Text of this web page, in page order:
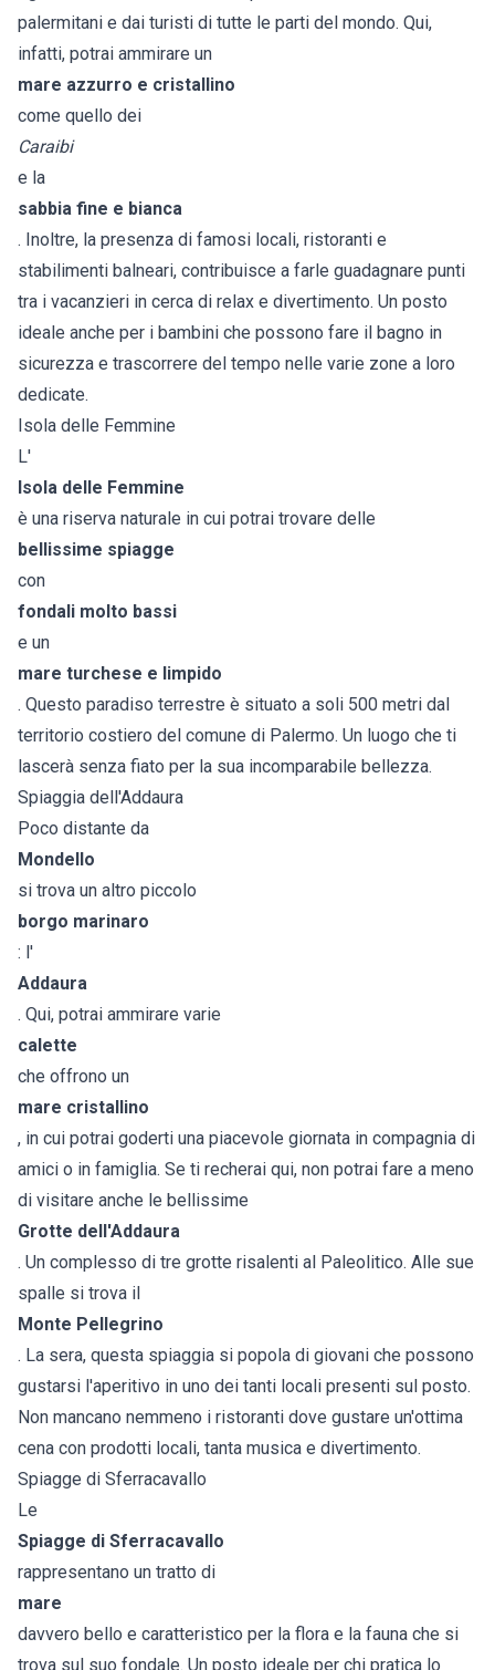
palermitani e dai turisti di tutte le parti del mondo. Qui,
infatti, potrai ammirare un
mare azzurro e cristallino
come quello dei
Caraibi
e la
sabbia fine e bianca
. Inoltre, la presenza di famosi locali, ristoranti e
stabilimenti balneari, contribuisce a farle guadagnare punti
tra i vacanzieri in cerca di relax e divertimento. Un posto
ideale anche per i bambini che possono fare il bagno in
sicurezza e trascorrere del tempo nelle varie zone a loro
dedicate.
Isola delle Femmine
L'
Isola delle Femmine
è una riserva naturale in cui potrai trovare delle
bellissime spiagge
con
fondali molto bassi
e un
mare turchese e limpido
. Questo paradiso terrestre è situato a soli 500 metri dal
territorio costiero del comune di Palermo. Un luogo che ti
lascerà senza fiato per la sua incomparabile bellezza.
Spiaggia dell'Addaura
Poco distante da
Mondello
si trova un altro piccolo
borgo marinaro
: l'
Addaura
. Qui, potrai ammirare varie
calette
che offrono un
mare cristallino
, in cui potrai goderti una piacevole giornata in compagnia di
amici o in famiglia. Se ti recherai qui, non potrai fare a meno
di visitare anche le bellissime
Grotte dell'Addaura
. Un complesso di tre grotte risalenti al Paleolitico. Alle sue
spalle si trova il
Monte Pellegrino
. La sera, questa spiaggia si popola di giovani che possono
gustarsi l'aperitivo in uno dei tanti locali presenti sul posto.
Non mancano nemmeno i ristoranti dove gustare un'ottima
cena con prodotti locali, tanta musica e divertimento.
Spiagge di Sferracavallo
Le
Spiagge di Sferracavallo
rappresentano un tratto di
mare
davvero bello e caratteristico per la flora e la fauna che si
trova sul suo fondale. Un posto ideale per chi pratica lo